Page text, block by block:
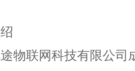
物联网科技有限公司